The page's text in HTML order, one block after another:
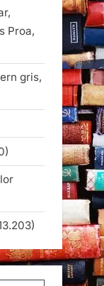
Proa,
gris,